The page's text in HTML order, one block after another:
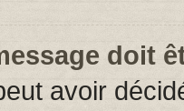
doit
avoir